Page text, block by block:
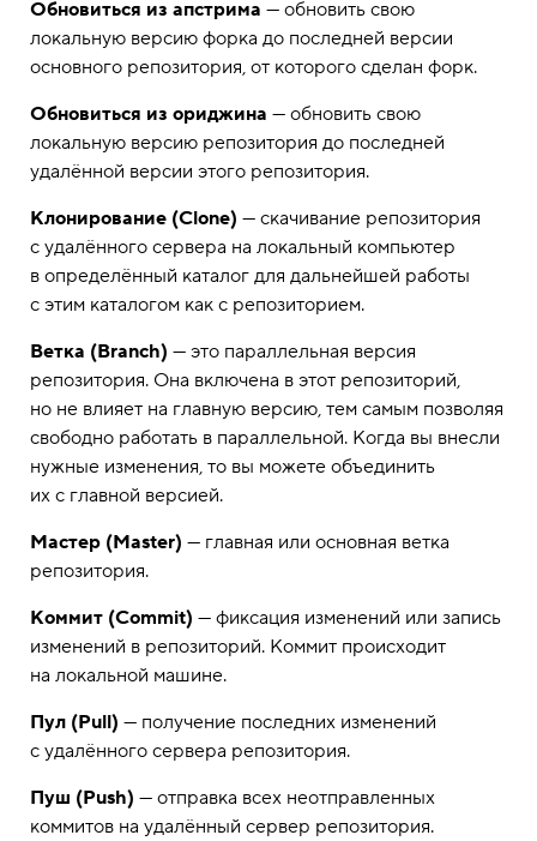
Обновиться из апстрима — обновить свою
локальную версию форка до последней версии
основного репозитория, от которого сделан форк.
Обновиться из ориджина — обновить свою
локальную версию репозитория до последней
удалённой версии этого репозитория.
Клонирование (Clone) — скачивание репозитория
с удалённого сервера на локальный компьютер
в определённый каталог для дальнейшей работы
с этим каталогом как с репозиторием.
Ветка (Branch) — это параллельная версия
репозитория. Она включена в этот репозиторий,
но не влияет на главную версию, тем самым позволяя
свободно работать в параллельной. Когда вы внесли
нужные изменения, то вы можете объединить
их с главной версией.
Мастер (Master) — главная или основная ветка
репозитория.
Коммит (Commit) — фиксация изменений или запись
изменений в репозиторий. Коммит происходит
на локальной машине.
Пул (Pull) — получение последних изменений
с удалённого сервера репозитория.
Пуш (Push) — отправка всех неотправленных
коммитов на удалённый сервер репозитория.